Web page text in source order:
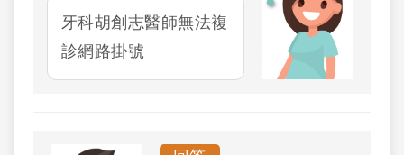
牙科胡創志醫師無法複
診網路掛號